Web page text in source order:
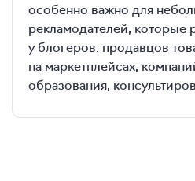
особенно важно для
рекламодателей, которые
у блогеров: продавцов
на маркетплейсах,
образования,